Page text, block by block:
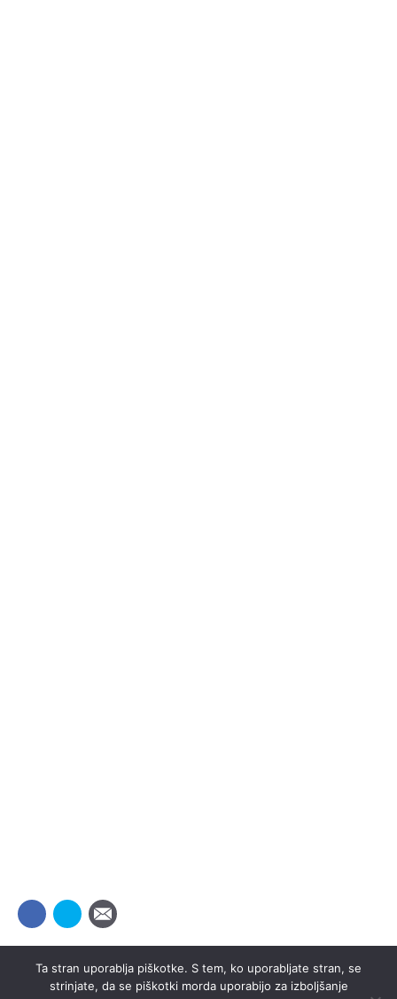
Ta stran uporablja piškotke. S tem, ko uporabljate stran, se
strinjate, da se piškotki morda uporabijo za izboljšanje